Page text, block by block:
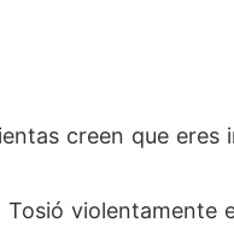
creen que eres
violentamente